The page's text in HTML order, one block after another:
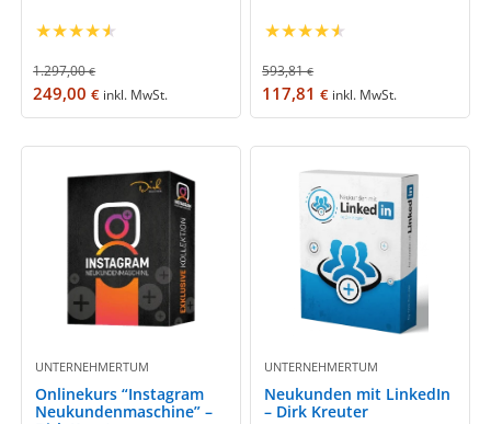
★★★★★
1.297,00€
249,00€ inkl. MwSt.
★★★★★
593,81€
117,81€ inkl. MwSt.
UNTERNEHMERTUM
Onlinekurs “Instagram
Neukundenmaschine” –
UNTERNEHMERTUM
Neukunden mit LinkedIn
– Dirk Kreuter